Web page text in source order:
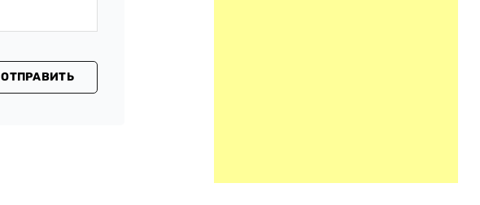
ОТПРАВИТЬ